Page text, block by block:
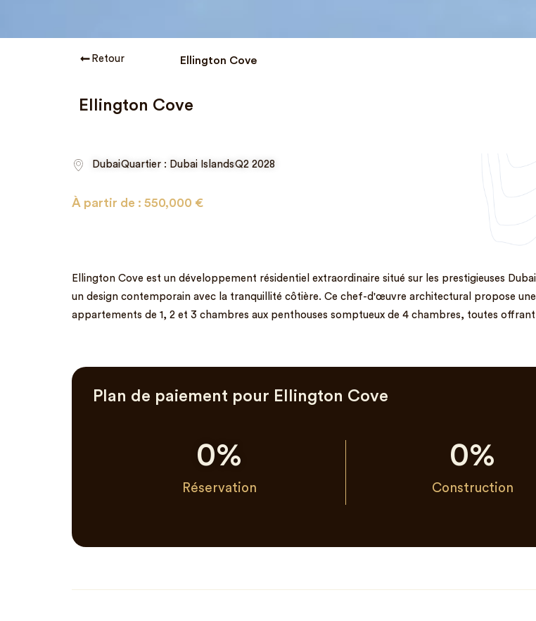
Retour Ellington Cove
Ellington Cove
DubaiQuartier : Dubai IslandsQ2 2028
À partir de : 550,000 €
Ellington Cove est un développement résidentiel extraordinaire situé sur les prestigieuses
un design contemporain avec la tranquillité côtière. Ce chef-d'œuvre architectural propose
appartements de 1, 2 et 3 chambres aux penthouses somptueux de 4 chambres, toutes offrant
Plan de paiement pour Ellington Cove
Réservation
0%
Construction
0%